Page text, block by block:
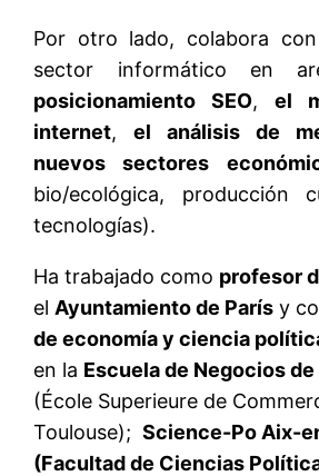
Por otro lado, colabora
sector informático en
posicionamiento SEO,el
internet,el análisis de
nuevos sectores
bio/ecológica, producción
tecnologías).
Ha trabajado como profesor
el Ayuntamiento de París y
de economía y ciencia
en la Escuela de Negocios
(École Superieure de
Toulouse);Science-Po Aix-
(Facultad de Ciencias